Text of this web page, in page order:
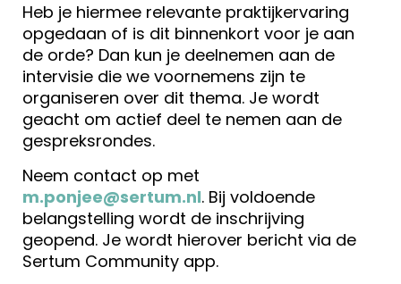
Heb je hiermee relevante praktijkervaring
opgedaan of is dit binnenkort voor je aan
de orde? Dan kun je deelnemen aan de
intervisie die we voornemens zijn te
organiseren over dit thema. Je wordt
geacht om actief deel te nemen aan de
gespreksrondes.
Neem contact op met
m.ponjee@sertum.nl. Bij voldoende
belangstelling wordt de inschrijving
geopend. Je wordt hierover bericht via de
Sertum Community app.